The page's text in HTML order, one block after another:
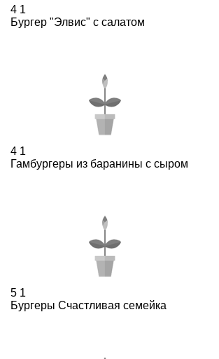
4 1
Бургер "Элвис" с салатом
4 1
Гамбургеры из баранины с сыром
5 1
Бургеры Счастливая семейка